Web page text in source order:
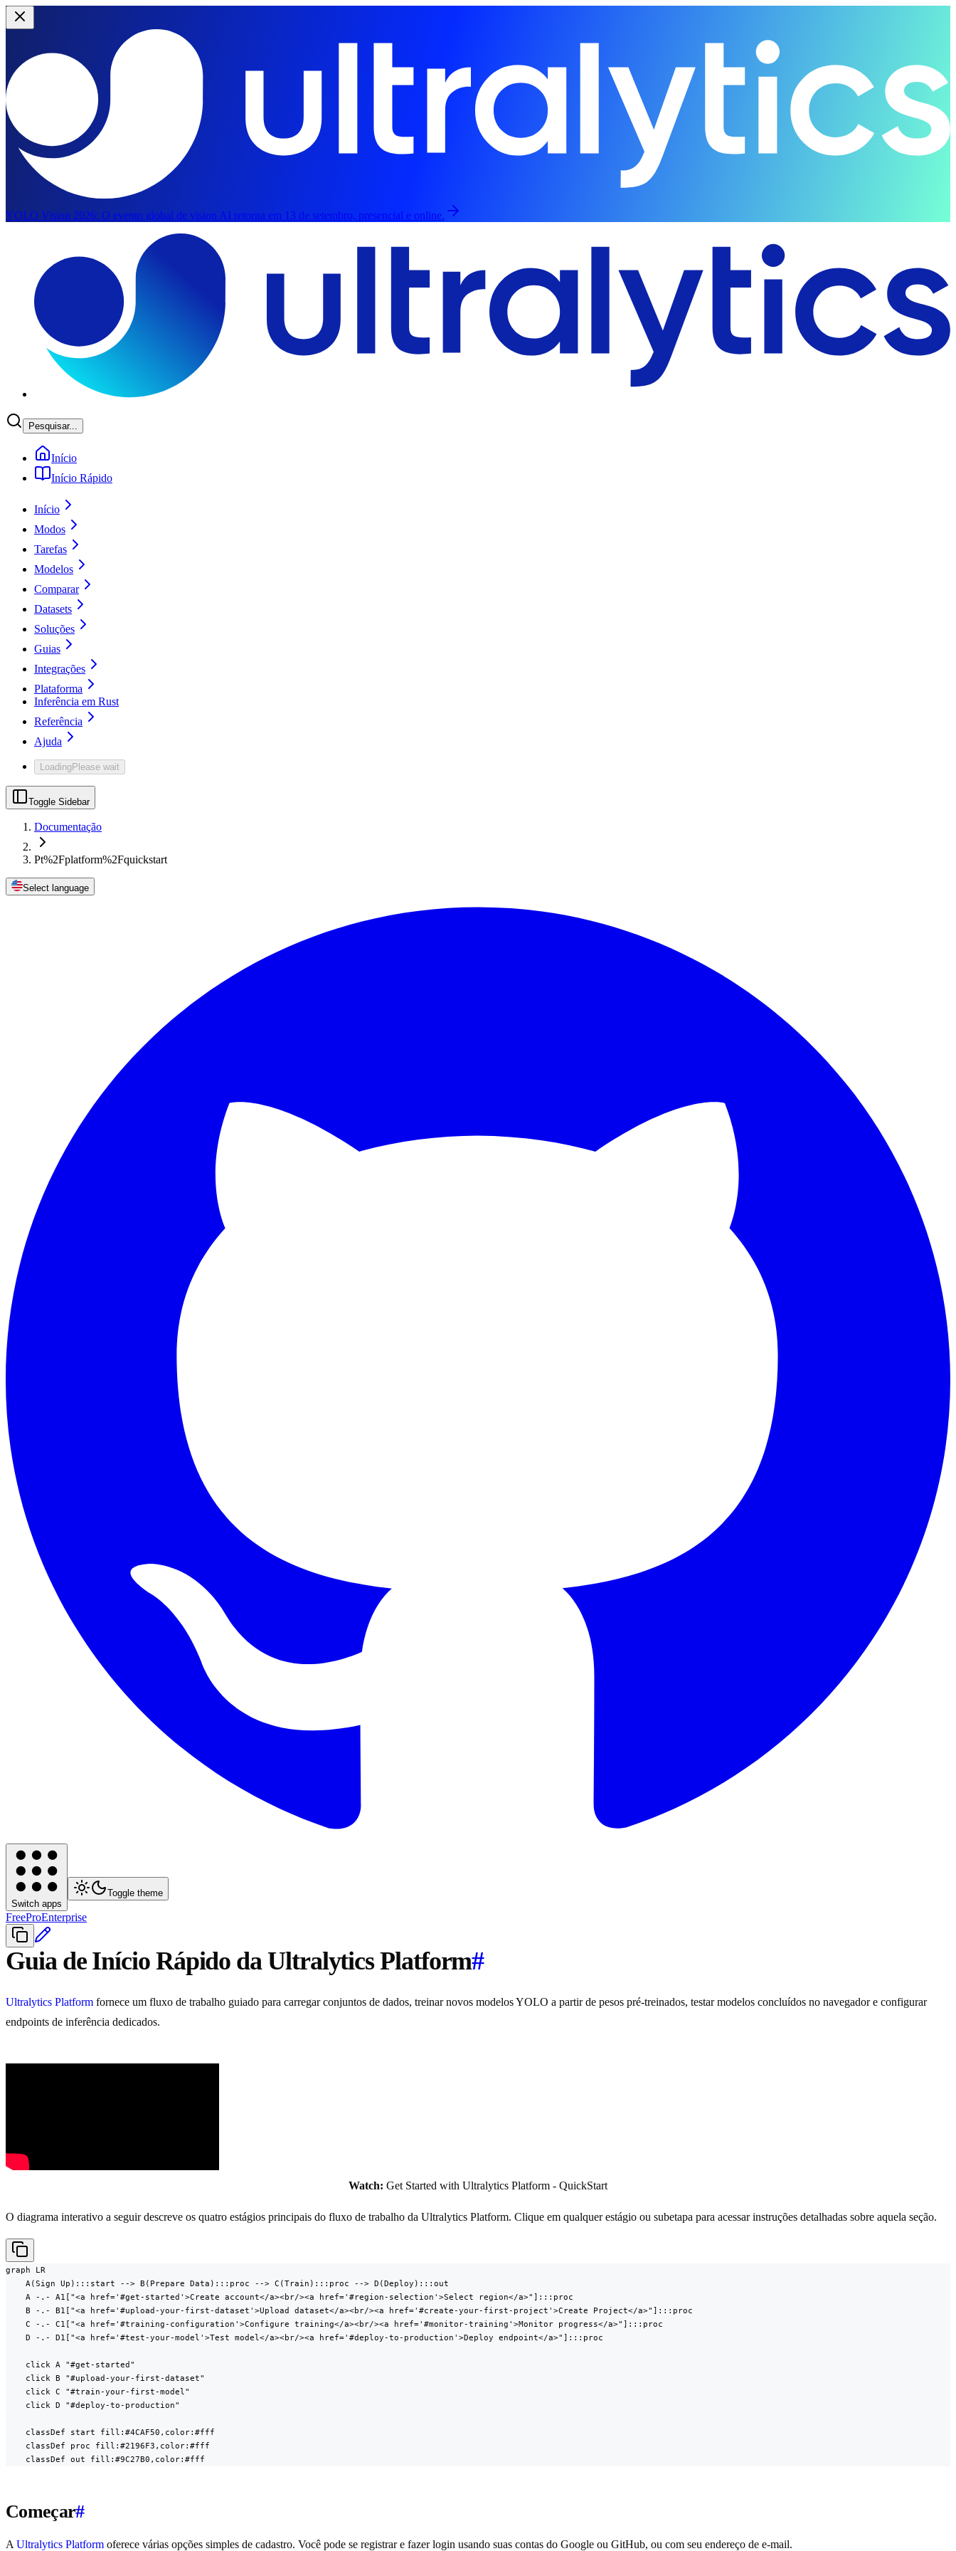
YOLO Vision 2026: O evento global de vision AI retorna em 13 de setembro, presencial e online.
Pesquisar...
Início
Início Rápido
Início
Modos
Tarefas
Modelos
Comparar
Datasets
Soluções
Guias
Integrações
Plataforma
Inferência em Rust
Referência
Ajuda
LoadingPlease wait
Toggle Sidebar
Documentação
Pt%2Fplatform%2Fquickstart
Select language
Switch apps
Toggle theme
FreeProEnterprise
Guia de Início Rápido da Ultralytics Platform#
Ultralytics Platform fornece um fluxo de trabalho guiado para carregar conjuntos de dados, treinar novos modelos YOLO a partir de pesos pré-treinados, testar modelos concluídos no navegador e configurar
endpoints de inferência dedicados.
Watch: Get Started with Ultralytics Platform - QuickStart
O diagrama interativo a seguir descreve os quatro estágios principais do fluxo de trabalho da Ultralytics Platform. Clique em qualquer estágio ou subetapa para acessar instruções detalhadas sobre aquela seção.
graph LR
    A(Sign Up):::start --> B(Prepare Data):::proc --> C(Train):::proc --> D(Deploy):::out
    A -.- A1["<a href='#get-started'>Create account</a><br/><a href='#region-selection'>Select region</a>"]:::proc
    B -.- B1["<a href='#upload-your-first-dataset'>Upload dataset</a><br/><a href='#create-your-first-project'>Create Project</a>"]:::proc
    C -.- C1["<a href='#training-configuration'>Configure training</a><br/><a href='#monitor-training'>Monitor progress</a>"]:::proc
    D -.- D1["<a href='#test-your-model'>Test model</a><br/><a href='#deploy-to-production'>Deploy endpoint</a>"]:::proc
    click A "#get-started"
    click B "#upload-your-first-dataset"
    click C "#train-your-first-model"
    click D "#deploy-to-production"
    classDef start fill:#4CAF50,color:#fff
    classDef proc fill:#2196F3,color:#fff
    classDef out fill:#9C27B0,color:#fff
Começar#
A Ultralytics Platform oferece várias opções simples de cadastro. Você pode se registrar e fazer login usando suas contas do Google ou GitHub, ou com seu endereço de e-mail.